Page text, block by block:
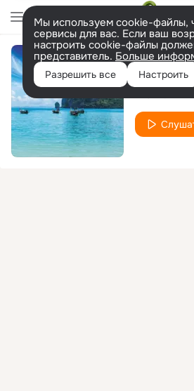
Мы используем cookie-файлы,
сервисы для вас. Если ваш
настроить cookie-файлы
представитель. Больше
Разрешить все Настроить
Caress